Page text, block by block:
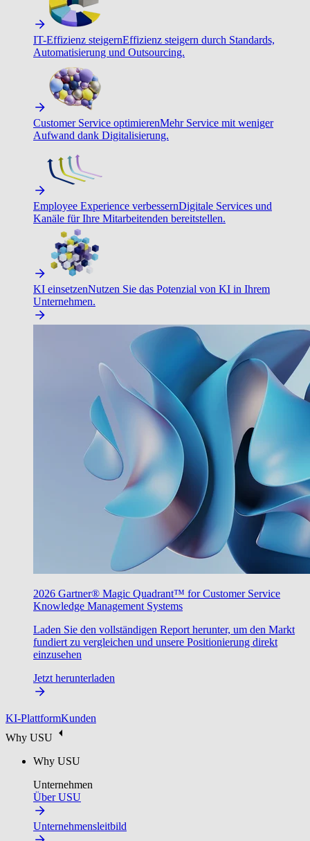
IT-Effizienz steigernEffizienz steigern durch Standards,
Automatisierung und Outsourcing.
Customer Service optimierenMehr Service mit weniger
Aufwand dank Digitalisierung.
Employee Experience verbessernDigitale Services und
Kanäle für Ihre Mitarbeitenden bereitstellen.
KI einsetzenNutzen Sie das Potenzial von KI in Ihrem
Unternehmen.
2026 Gartner® Magic Quadrant™ for Customer Service
Knowledge Management Systems
Laden Sie den vollständigen Report herunter, um den Markt
fundiert zu vergleichen und unsere Positionierung direkt
einzusehen
Jetzt herunterladen
KI-PlattformKunden
Why USU
Why USU
Unternehmen
Über USU
Unternehmensleitbild